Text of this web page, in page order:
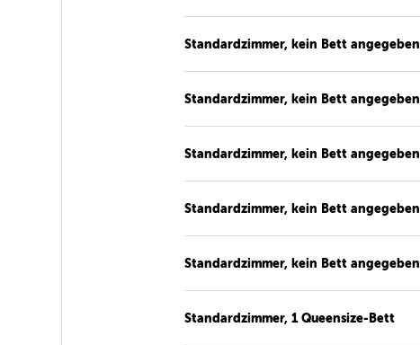
Standardzimmer, kein Bett angegeben
Standardzimmer, kein Bett angegeben
Standardzimmer, kein Bett angegeben
Standardzimmer, kein Bett angegeben
Standardzimmer, kein Bett angegeben
Standardzimmer, 1 Queensize-Bett